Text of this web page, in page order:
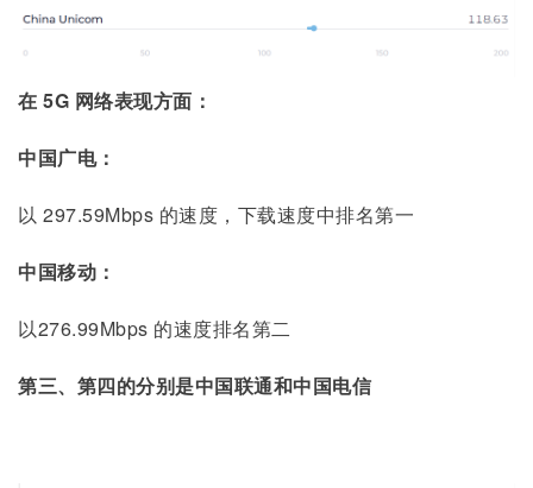
在 5G 网络表现方面：
中国广电：
以 297.59Mbps 的速度，下载速度中排名第一
中国移动：
以276.99Mbps 的速度排名第二
第三、第四的分别是中国联通和中国电信